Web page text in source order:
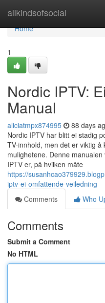
allkindsofsocial
Home
Home
1
Nordic IPTV:
Manual
aliciatmpx874995 88 days
Nordic IPTV har blitt ei stadig
TV-innhold, men det er viktig
mulighetene. Denne
IPTV er, på hvilken måte
https://
iptv-ei-omfattende-veiledning
Comments
Who
Comments
Submit a Comment
No HTML